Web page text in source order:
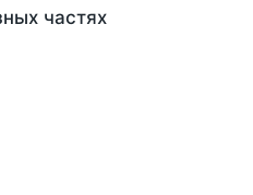
частях